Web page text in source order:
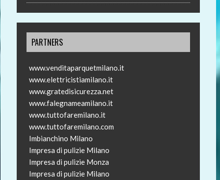
PARTNERS
www.venditaparquetmilano.it
www.elettricistiamilano.it
www.gratedisicurezza.net
www.falegnameamilano.it
www.tuttofaremilano.it
www.tuttofaremilano.com
Imbianchino Milano
Impresa di pulizie Milano
Impresa di pulizie Monza
Impresa di pulizie Milano